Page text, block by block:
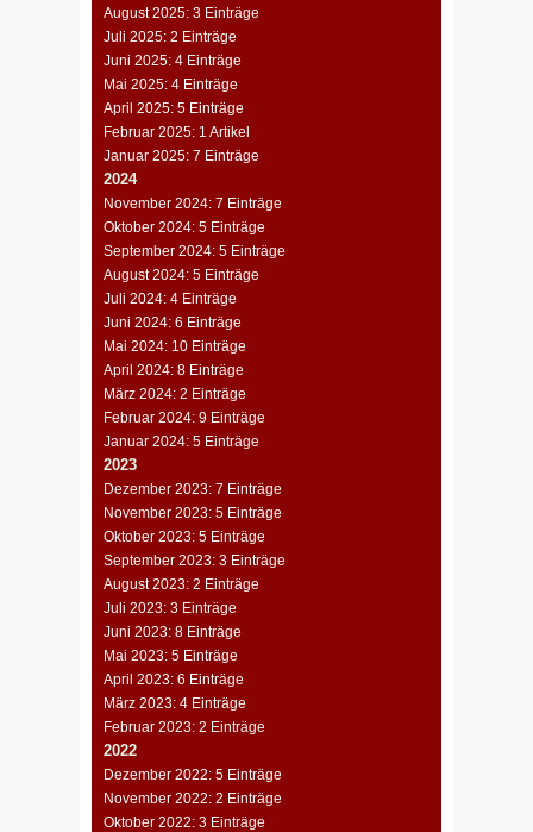
August 2025: 3 Einträge
Juli 2025: 2 Einträge
Juni 2025: 4 Einträge
Mai 2025: 4 Einträge
April 2025: 5 Einträge
Februar 2025: 1 Artikel
Januar 2025: 7 Einträge
2024
November 2024: 7 Einträge
Oktober 2024: 5 Einträge
September 2024: 5 Einträge
August 2024: 5 Einträge
Juli 2024: 4 Einträge
Juni 2024: 6 Einträge
Mai 2024: 10 Einträge
April 2024: 8 Einträge
März 2024: 2 Einträge
Februar 2024: 9 Einträge
Januar 2024: 5 Einträge
2023
Dezember 2023: 7 Einträge
November 2023: 5 Einträge
Oktober 2023: 5 Einträge
September 2023: 3 Einträge
August 2023: 2 Einträge
Juli 2023: 3 Einträge
Juni 2023: 8 Einträge
Mai 2023: 5 Einträge
April 2023: 6 Einträge
März 2023: 4 Einträge
Februar 2023: 2 Einträge
2022
Dezember 2022: 5 Einträge
November 2022: 2 Einträge
Oktober 2022: 3 Einträge